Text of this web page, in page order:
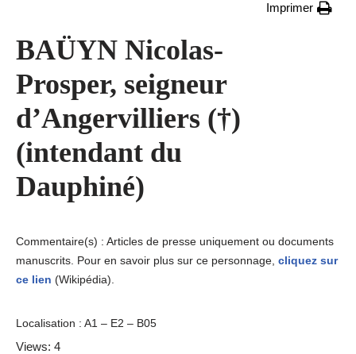
Imprimer
BAÜYN Nicolas-
Prosper, seigneur
d’Angervilliers (†)
(intendant du
Dauphiné)
Commentaire(s) : Articles de presse uniquement ou documents
manuscrits. Pour en savoir plus sur ce personnage, cliquez sur
ce lien (Wikipédia).
Localisation : A1 – E2 – B05
Views: 4